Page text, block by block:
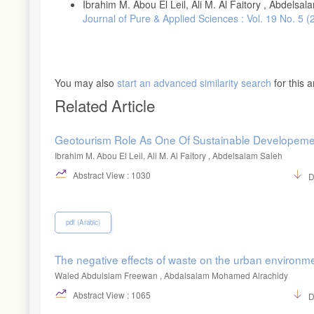
في بيئة الأعمال المصرية المعاصرة: دراسة تطبيقية. مجلة الفكر
المحاسبي عن التنمية المستدامة في ترشيد قرارات المستثمرين: دراسة تطبيقية على الشركات
عبد، أزهر.، وسلمان، عامر. (2021). دور قياس أداء الأجهزة العليا للرقابة المالية والمحاسبة في تحقيق الهدف 16 من أهداف التنمية المستدامة. مجلة كلية مدينة
العلم، المجلد 13، العدد 1: ص 118 – 145
والأداء المالي لأغراض التنمية المستدامة: دراسة استكشافية في منشآت الأعمال
المستدامة. مجلة كلية الخدمة الاجتماعية للدراسات والبحوث الاجتماعية،
المجلد 22 العدد 3: ص 276 – 233
Ibrahim M. Abou El Leil, Ali M. Al Faitory ,
Journal of Pure & Applied Sciences : Vol. 19 No. 5
You may also start an advanced similarity search for this
Related Article
Geotourism Role As One Of Sustainable
Ibrahim M. Abou El Leil, Ali M. Al Faitory , Abdelsalam Saleh
Abstract View : 1030
pdf (Arabic)
The negative effects of waste on the urban
Waled Abdulslam Freewan , Abdalsalam Mohamed Alrachidy
Abstract View : 1065